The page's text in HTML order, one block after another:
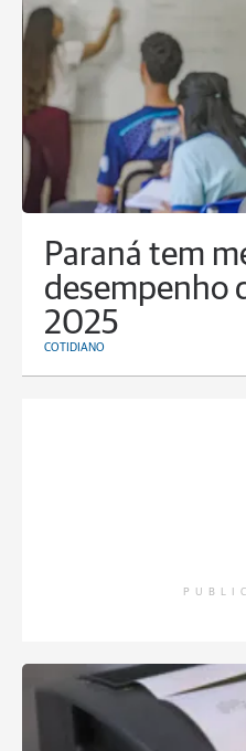
Paraná tem
desempenho
2025
COTIDIANO